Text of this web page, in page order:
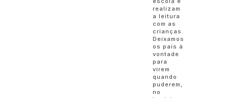
realizam
a leitura
com as
crianças.
Deixamos
os pais à
vontade
para
virem
quando
puderem,
no